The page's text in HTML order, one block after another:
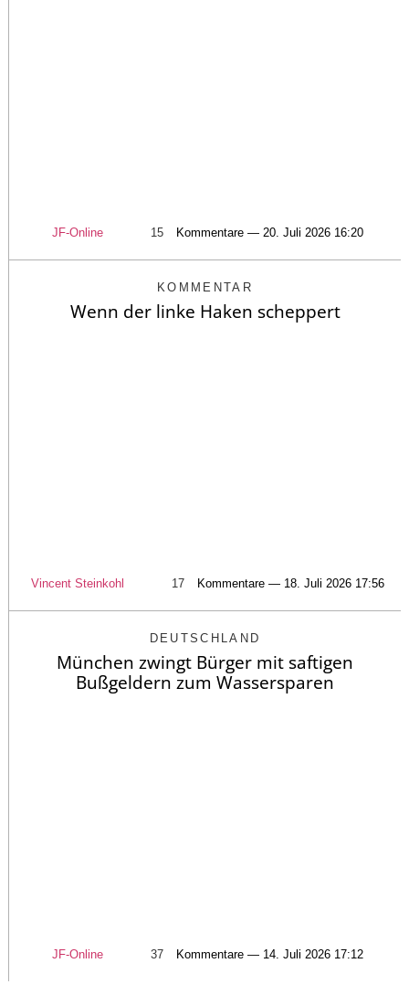
JF-Online 15 Kommentare — 20. Juli 2026 16:20
KOMMENTAR
Wenn der linke Haken scheppert
Vincent Steinkohl 17 Kommentare — 18. Juli 2026 17:56
DEUTSCHLAND
München zwingt Bürger mit saftigen
Bußgeldern zum Wassersparen
JF-Online 37 Kommentare — 14. Juli 2026 17:12